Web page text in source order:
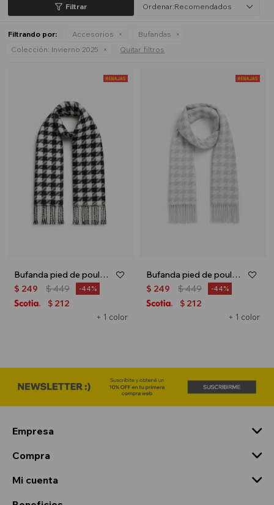
Recomendados
Filtrando por: Accesorios
Bufandas
Colección: Invierno 2025 Quitar filtros
Bufanda pied de poule - Negro
+ 1 color
$ 249 $449 44
$ 212
Bufanda pied de poule - Gris
+ 1 color
$ 249 $449 44
$ 212
Empresa
Compra
Mi cuenta